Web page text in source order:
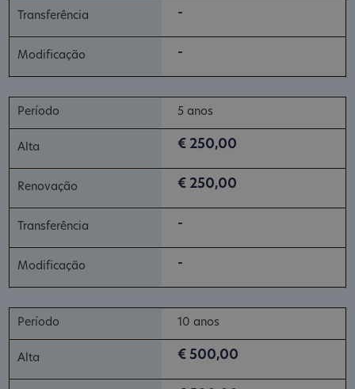
-
-
5 anos
€ 250,00
€ 250,00
-
-
10 anos
€ 500,00